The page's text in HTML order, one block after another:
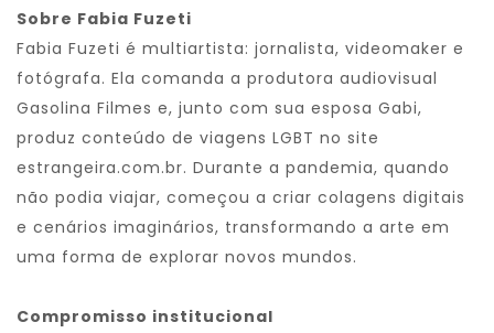
Sobre Fabia Fuzeti
Fabia Fuzeti é multiartista: jornalista, videomaker e
fotógrafa. Ela comanda a produtora audiovisual
Gasolina Filmes e, junto com sua esposa Gabi,
produz conteúdo de viagens LGBT no site
estrangeira.com.br. Durante a pandemia, quando
não podia viajar, começou a criar colagens digitais
e cenários imaginários, transformando a arte em
uma forma de explorar novos mundos.
Compromisso institucional